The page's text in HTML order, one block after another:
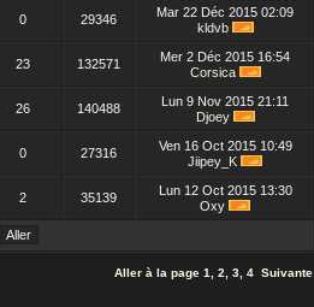
0 29346
Mar 22 Déc 2015 02:09
kldvb
23 132571
Mer 2 Déc 2015 16:54
Corsica
26 140488
Lun 9 Nov 2015 21:11
Djoey
0 27316
Ven 16 Oct 2015 10:49
Jiipey_K
2 35139
Lun 12 Oct 2015 13:30
Oxy
Aller à la page 1 2 3 4 Suivante